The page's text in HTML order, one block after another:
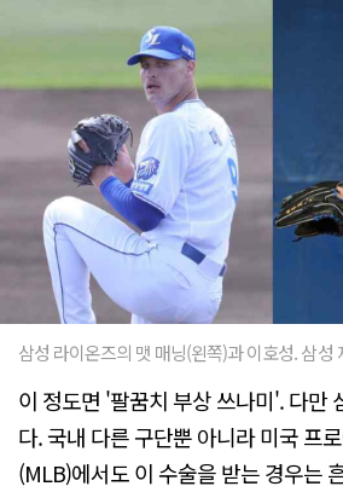
삼성 라이온즈의 맷 매닝(왼쪽)과 이호성. 삼성
이 정도면 '팔꿈치 부상 쓰나미'. 다만
다. 국내 다른 구단뿐 아니라 미국 프
(MLB)에서도 이 수술을 받는 경우는